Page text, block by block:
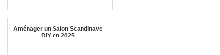
Aménager un Salon Scandinave
DIY en 2025